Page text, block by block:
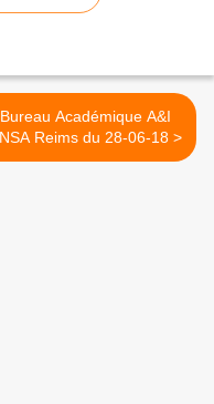
Bureau Académique A&I
UNSA Reims du 28-06-18 >